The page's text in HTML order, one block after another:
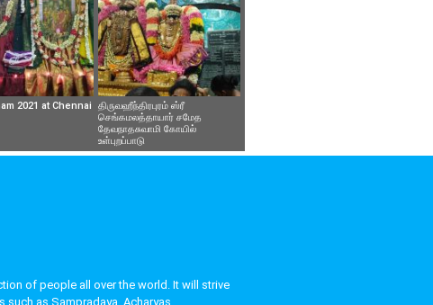
2021 at Chennai
திருவஹீந்திரபுரம் ஸ்ரீ
செங்கமலத்தாயார் சமேத
தேவநாதசுவாமி கோயில்
உள்புறப்பாடு
of people all over the world. It will strive
as Sampradaya, Acharyas,